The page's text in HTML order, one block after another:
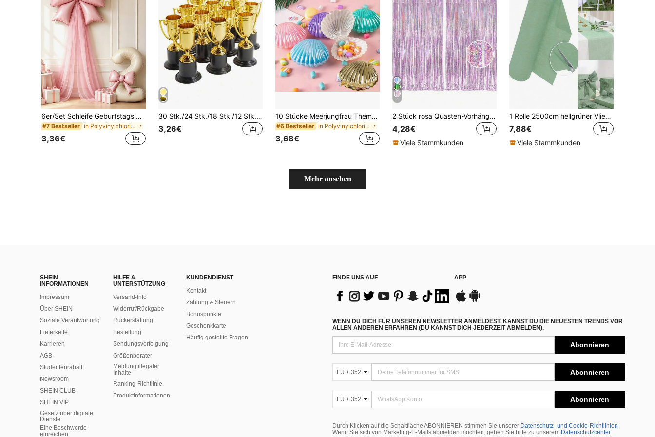
6er/Set Schleife Geburtstags Hintergrund Dekoration Ballon Set, enthält 32-Zoll Creme Weiß Zahlen Folienballons 0-9, Hellrosa Schleifenballons mit rosa Tüll
#7 Bestseller in Polyvinylchlorid Babyparty-Zubehör
3,36€
30 Stk./24 Stk./18 Stk./12 Stk./6 Stk./3 Stk./1 StückMini vergoldete Kunststofftrophäe, elegantes goldfarbenes Kunststofftrophäen-Set, kleine Sieger-Trophäe mit schwarzem Sockel, perfekt für Wettbewerbe, Kostümpartys und Feiern.
3,26€
10 Stücke Meerjungfrau Thema Mini Muschel Süßigkeitenboxen, Kunststoff Mini Muschel Geschenkboxen, geeignet für Unterwasser Themen Geburtstags Party, Baby Shower, Schmuckaufbewahrung, Hochzeit Süßigkeitenboxen, Hochzeit, Baby Shower Dekoration, Brautparty, Geburtstags Dekoration, Baby Shower Gastgeschenke, Muttertag, Kinderzimmer Dekoration, Weihnachten (Kunststoffmaterial, vor dem Versand zusammengebaut, kann während des Transports durch Kompression oder Kollision beschädigt werden, bitte vorsichtig sein, wenn Sie sich Sorgen machen)
#6 Bestseller in Polyvinylchlorid Babyparty-Zubehör
3,68€
4
2 Stück rosa Quasten-Vorhänge, Mädchengeburtstag, Brautparty, Junggesellinnenabschied Zubehör Dekoration, Babyparty Feiertag Fotohintergrund
4,28€
Viele Stammkunden
1 Rolle 2500cm hellgrüner Vliesstoff Tischläufer, kann für einmalige Tischdecke, Geschenkverpackung, DIY Blumenstrauß Dekoration, Stuhldekor, Einweg-Tischset, Hochzeit, Babyparty, 1. Geburtstag Dekoration, Heimdekoration, Küchendekoration, Tischdekor verwendet werden
7,88€
Viele Stammkunden
Mehr ansehen
SHEIN-
INFORMATIONEN
Impressum
Über SHEIN
Soziale Verantwortung
Lieferkette
Karrieren
AGB
Studentenrabatt
Newsroom
SHEIN CLUB
SHEIN VIP
Gesetz über digitale
Dienste
Eine Beschwerde
einreichen
HILFE &
UNTERSTÜTZUNG
Versand-Info
Widerruf/Rückgabe
Rückerstattung
Bestellung
Sendungsverfolgung
Größenberater
Meldung illegaler
Inhalte
Ranking-Richtlinie
​Produktinformationen
KUNDENDIENST
Kontakt
Zahlung & Steuern
Bonuspunkte
Geschenkkarte
Häufig gestellte Fragen
FINDE UNS AUF APP
WENN DU DICH FÜR UNSEREN NEWSLETTER ANMELDEST, KANNST DU DIE NEUESTEN TRENDS VOR
ALLEN ANDEREN ERFAHREN (DU KANNST DICH JEDERZEIT ABMELDEN).
Abonnieren
LU + 352 Abonnieren
LU + 352 Abonnieren
Durch Klicken auf die Schaltfläche ABONNIEREN stimmen Sie unserer Datenschutz- und Cookie-Richtlinien
Wenn Sie sich von Marketing-E-Mails abmelden möchten, gehen Sie bitte zu unserem Datenschutzcenter.